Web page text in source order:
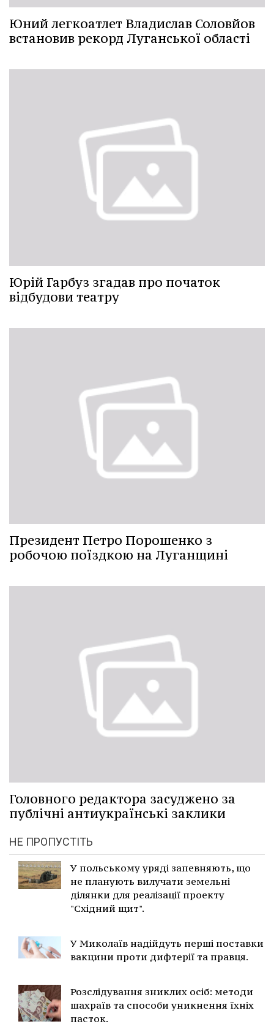
Юний легкоатлет Владислав Соловйов
встановив рекорд Луганської області
Юрій Гарбуз згадав про початок
відбудови театру
Президент Петро Порошенко з
робочою поїздкою на Луганщині
Головного редактора засуджено за
публічні антиукраїнські заклики
НЕ ПРОПУСТІТЬ
У польському уряді запевняють, що
не планують вилучати земельні
ділянки для реалізації проекту
"Східний щит".
У Миколаїв надійдуть перші поставки
вакцини проти дифтерії та правця.
Розслідування зниклих осіб: методи
шахраїв та способи уникнення їхніх
пасток.